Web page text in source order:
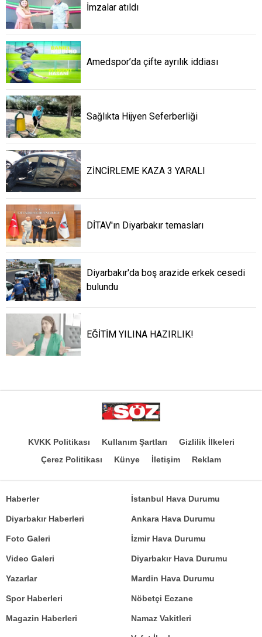
İmzalar atıldı
Amedspor’da çifte ayrılık iddiası
Sağlıkta Hijyen Seferberliği
ZİNCİRLEME KAZA 3 YARALI
DİTAV'ın Diyarbakır temasları
Diyarbakır'da boş arazide erkek cesedi
bulundu
EĞİTİM YILINA HAZIRLIK!
KVKK Politikası Kullanım Şartları
Gizlilik İlkeleri
Çerez Politikası
Künye İletişim Reklam
Haberler
Diyarbakır Haberleri
Foto Galeri
Video Galeri
Yazarlar
İstanbul Hava Durumu
Ankara Hava Durumu
İzmir Hava Durumu
Diyarbakır Hava Durumu
Mardin Hava Durumu
Spor Haberleri
Magazin Haberleri
Nöbetçi Eczane
Namaz Vakitleri